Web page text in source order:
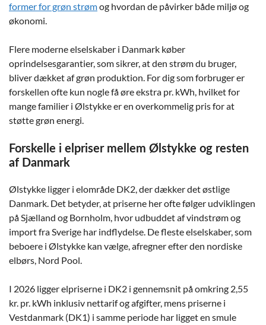
former for grøn strømog hvordan de påvirker både miljø og
økonomi.
Flere moderne elselskaber i Danmark køber
oprindelsesgarantier, som sikrer, at den strøm du bruger,
bliver dækket af grøn produktion. For dig som forbruger er
forskellen ofte kun nogle få øre ekstra pr. kWh, hvilket for
mange familier i Ølstykke er en overkommelig pris for at
støtte grøn energi.
Forskelle i elpriser mellem Ølstykke og resten
af Danmark
Ølstykke ligger i elområde DK2, der dækker det østlige
Danmark. Det betyder, at priserne her ofte følger udviklingen
på Sjælland og Bornholm, hvor udbuddet af vindstrøm og
import fra Sverige har indflydelse. De fleste elselskaber, som
beboere i Ølstykke kan vælge, afregner efter den nordiske
elbørs, Nord Pool.
I 2026 ligger elpriserne i DK2 i gennemsnit på omkring 2,55
kr. pr. kWh inklusiv nettarif og afgifter, mens priserne i
Vestdanmark (DK1) i samme periode har ligget en smule